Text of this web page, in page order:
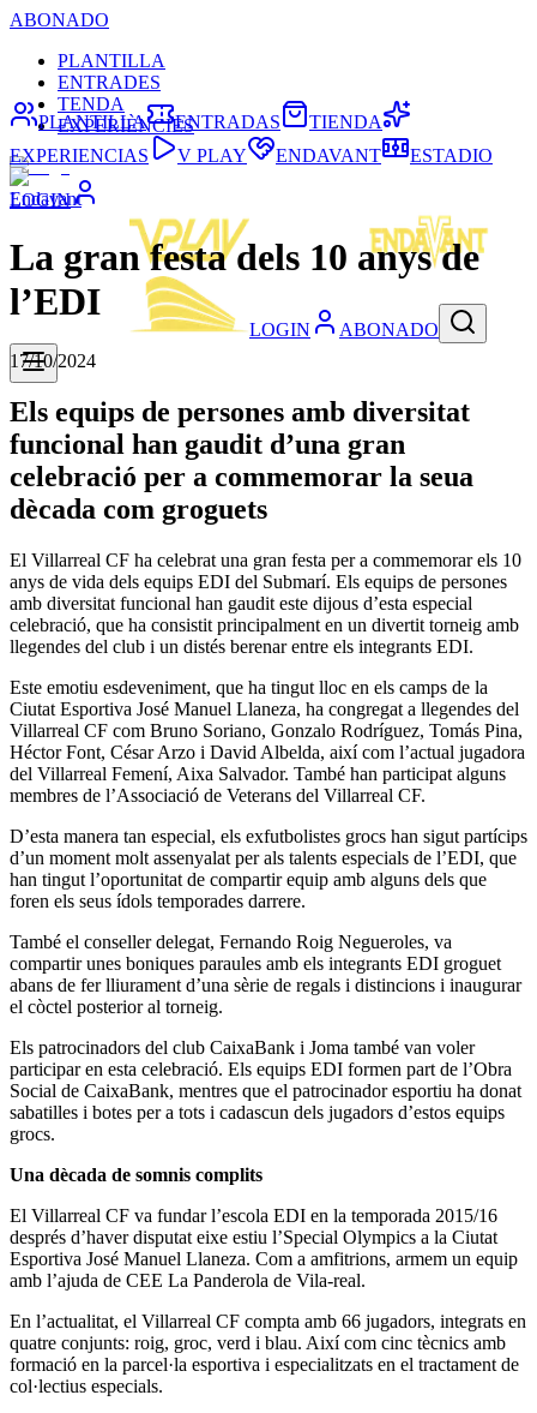
ABONADO
PLANTILLA
ENTRADES
TENDA
EXPERIÈNCIES
LOGIN
LOGIN ABONADO
PLANTILLA ENTRADAS
TIENDA
EXPERIENCIAS
V PLAY ENDAVANT ESTADIO
Endavant
La gran festa dels 10 anys de
l’EDI
17/10/2024
Els equips de persones amb diversitat
funcional han gaudit d’una gran
celebració per a commemorar la seua
dècada com groguets
El Villarreal CF ha celebrat una gran festa per a commemorar els 10
anys de vida dels equips EDI del Submarí. Els equips de persones
amb diversitat funcional han gaudit este dijous d’esta especial
celebració, que ha consistit principalment en un divertit torneig amb
llegendes del club i un distés berenar entre els integrants EDI.
Este emotiu esdeveniment, que ha tingut lloc en els camps de la
Ciutat Esportiva José Manuel Llaneza, ha congregat a llegendes del
Villarreal CF com Bruno Soriano, Gonzalo Rodríguez, Tomás Pina,
Héctor Font, César Arzo i David Albelda, així com l’actual jugadora
del Villarreal Femení, Aixa Salvador. També han participat alguns
membres de l’Associació de Veterans del Villarreal CF.
D’esta manera tan especial, els exfutbolistes grocs han sigut partícips
d’un moment molt assenyalat per als talents especials de l’EDI, que
han tingut l’oportunitat de compartir equip amb alguns dels que
foren els seus ídols temporades darrere.
També el conseller delegat, Fernando Roig Negueroles, va
compartir unes boniques paraules amb els integrants EDI groguet
abans de fer lliurament d’una sèrie de regals i distincions i inaugurar
el còctel posterior al torneig.
Els patrocinadors del club CaixaBank i Joma també van voler
participar en esta celebració. Els equips EDI formen part de l’Obra
Social de CaixaBank, mentres que el patrocinador esportiu ha donat
sabatilles i botes per a tots i cadascun dels jugadors d’estos equips
grocs.
Una dècada de somnis complits
El Villarreal CF va fundar l’escola EDI en la temporada 2015/16
després d’haver disputat eixe estiu l’Special Olympics a la Ciutat
Esportiva José Manuel Llaneza. Com a amfitrions, armem un equip
amb l’ajuda de CEE La Panderola de Vila-real.
En l’actualitat, el Villarreal CF compta amb 66 jugadors, integrats en
quatre conjunts: roig, groc, verd i blau. Així com cinc tècnics amb
formació en la parcel·la esportiva i especialitzats en el tractament de
col·lectius especials.